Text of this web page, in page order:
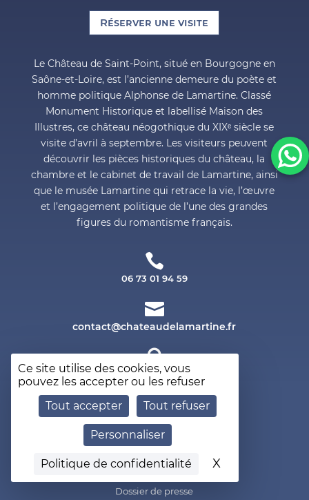
Ce site utilise des cookies, vous
pouvez les accepter ou les refuser
Tout accepter
Tout refuser
Personnaliser
Politique de confidentialité X
Réserver une visite
Le Château de Saint-Point, situé en Bourgogne en
Saône-et-Loire, est l’ancienne demeure du poète et
homme politique Alphonse de Lamartine. Classé
Monument Historique et labellisé Maison des
Illustres, ce château néogothique du XIXᵉ siècle se
visite d’avril à septembre. Les visiteurs peuvent
découvrir les pièces historiques du château, la
chambre et le cabinet de travail de Lamartine, ainsi
que le musée Lamartine qui retrace la vie, l’œuvre
et l’engagement politique de l’une des grandes
figures du romantisme français.

06 73 01 94 59

chat

Château de Saint-Point
Inscription à la newsletter
Dossier de presse